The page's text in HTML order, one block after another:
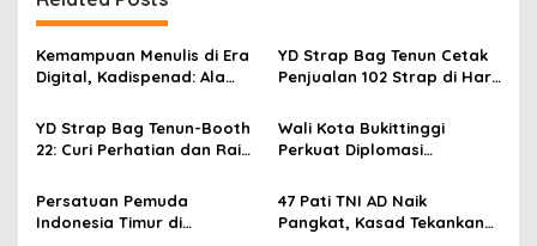
a
s
i
p
o
s
Kemampuan Menulis di Era
Digital, Kadispenad: Ala
YD Strap Bag Tenun Cetak
Penjualan 102 Strap di Hari
2026, Bukti Wastra
Nusantara Kian Digemari
YD Strap Bag Tenun-Booth
22: Curi Perhatian dan Raih
Memandang Wastra
dengan Citra Nan Anggun
Wali Kota Bukittinggi
Perkuat Diplomasi
Dubes Belanda dan Jerman
Sukseskan 100 Tahun Jam
Gadang
Persatuan Pemuda
Indonesia Timur di
47 Pati TNI AD Naik
Pangkat, Kasad Tekankan